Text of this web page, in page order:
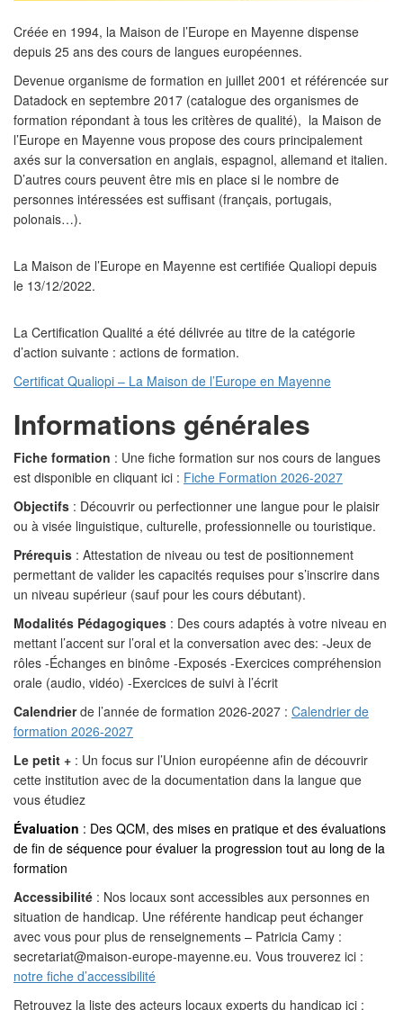
Créée en 1994, la Maison de l’Europe en Mayenne dispense
depuis 25 ans des cours de langues européennes.
Devenue organisme de formation en juillet 2001 et référencée sur
Datadock en septembre 2017 (catalogue des organismes de
formation répondant à tous les critères de qualité), la Maison de
l’Europe en Mayenne vous propose des cours principalement
axés sur la conversation en anglais, espagnol, allemand et italien.
D’autres cours peuvent être mis en place si le nombre de
personnes intéressées est suffisant (français, portugais,
polonais…).
La Maison de l’Europe en Mayenne est certifiée Qualiopi depuis
le 13/12/2022.
La Certification Qualité a été délivrée au titre de la catégorie
d’action suivante : actions de formation.
Certificat Qualiopi – La Maison de l’Europe en Mayenne
Informations générales
Fiche formation : Une fiche formation sur nos cours de langues
est disponible en cliquant ici : Fiche Formation 2026-2027
Objectifs : Découvrir ou perfectionner une langue pour le plaisir
ou à visée linguistique, culturelle, professionnelle ou touristique.
Prérequis : Attestation de niveau ou test de positionnement
permettant de valider les capacités requises pour s’inscrire dans
un niveau supérieur (sauf pour les cours débutant).
Modalités Pédagogiques : Des cours adaptés à votre niveau en
mettant l’accent sur l’oral et la conversation avec des: -Jeux de
rôles -Échanges en binôme -Exposés -Exercices compréhension
orale (audio, vidéo) -Exercices de suivi à l’écrit
Calendrierde l’année de formation 2026-2027 : Calendrier de
formation 2026-2027
Le petit + : Un focus sur l’Union européenne afin de découvrir
cette institution avec de la documentation dans la langue que
vous étudiez
Évaluation : Des QCM, des mises en pratique et des évaluations
de fin de séquence pour évaluer la progression tout au long de la
formation
Accessibilité : Nos locaux sont accessibles aux personnes en
situation de handicap. Une référente handicap peut échanger
avec vous pour plus de renseignements – Patricia Camy :
secretariat@maison-europe-mayenne.eu. Vous trouverez ici :
notre fiche d’accessibilité
Retrouvez la liste des acteurs locaux experts du handicap ici :